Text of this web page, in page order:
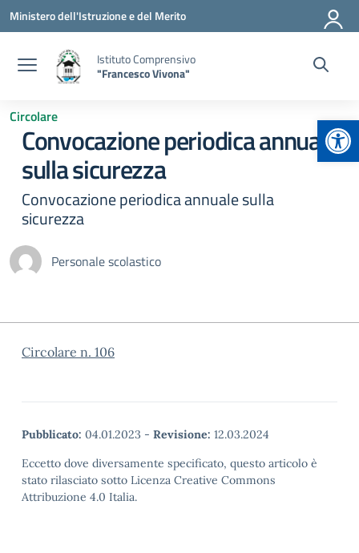
Vai ai contenuti
Vai al menu di navigazione
Vai al footer
Ministero dell'Istruzione e del Merito
Istituto Comprensivo
"Francesco Vivona"
Circolare
Convocazione periodica annuale
sulla sicurezza
Convocazione periodica annuale sulla
sicurezza
Personale scolastico
Circolare n. 106
Pubblicato: 04.01.2023 - Revisione: 12.03.2024
Eccetto dove diversamente specificato, questo articolo è
stato rilasciato sotto Licenza Creative Commons
Attribuzione 4.0 Italia.